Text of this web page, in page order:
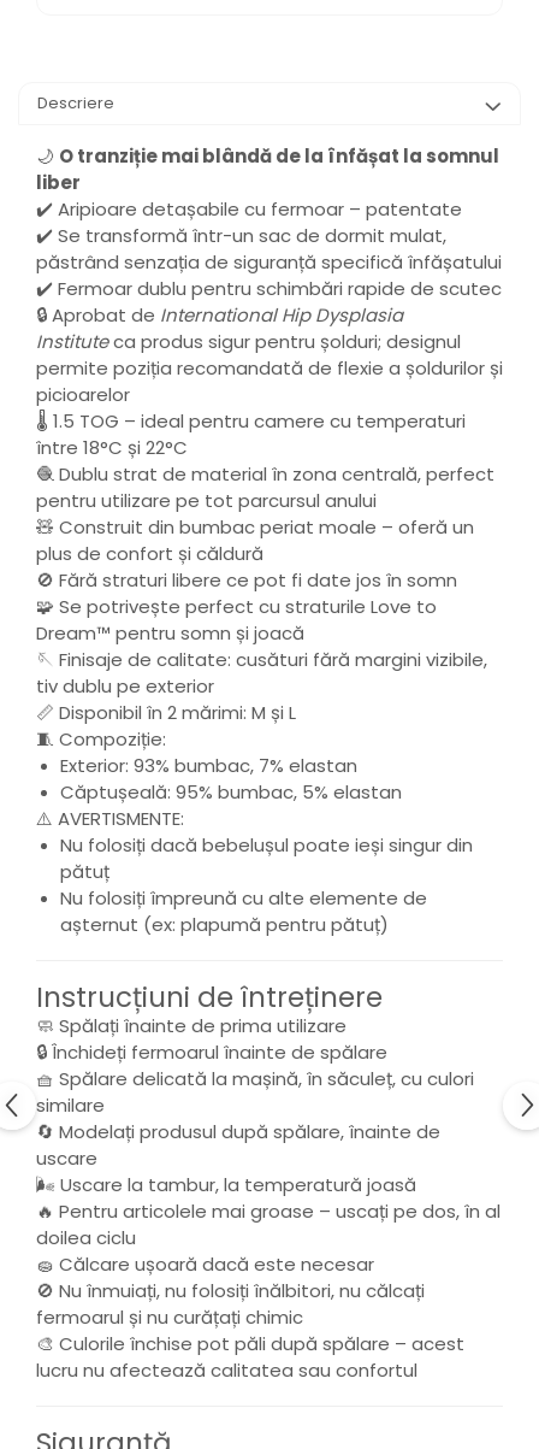
Descriere
🌙 O tranziție mai blândă de la înfășat la somnul
liber
✔️ Aripioare detașabile cu fermoar – patentate
✔️ Se transformă într-un sac de dormit mulat,
păstrând senzația de siguranță specifică înfășatului
✔️ Fermoar dublu pentru schimbări rapide de scutec
🔒 Aprobat de International Hip Dysplasia
Instituteca produs sigur pentru șolduri; designul
permite poziția recomandată de flexie a șoldurilor și
picioarelor
🌡️ 1.5 TOG – ideal pentru camere cu temperaturi
între 18°C și 22°C
🧶 Dublu strat de material în zona centrală, perfect
pentru utilizare pe tot parcursul anului
🧸 Construit din bumbac periat moale – oferă un
plus de confort și căldură
🚫 Fără straturi libere ce pot fi date jos în somn
🧩 Se potrivește perfect cu straturile Love to
Dream™ pentru somn și joacă
🪡 Finisaje de calitate: cusături fără margini vizibile,
tiv dublu pe exterior
📏 Disponibil în 2 mărimi: M și L
🧵 Compoziție:
Exterior: 93% bumbac, 7% elastan
Căptușeală: 95% bumbac, 5% elastan
⚠️ AVERTISMENTE:
Nu folosiți dacă bebelușul poate ieși singur din
pătuț
Nu folosiți împreună cu alte elemente de
așternut (ex: plapumă pentru pătuț)
Instrucțiuni de întreținere
🧼 Spălați înainte de prima utilizare
🔒 Închideți fermoarul înainte de spălare
🧺 Spălare delicată la mașină, în săculeț, cu culori
similare
🔄 Modelați produsul după spălare, înainte de
uscare
🌬️ Uscare la tambur, la temperatură joasă
🔥 Pentru articolele mai groase – uscați pe dos, în al
doilea ciclu
🧽 Călcare ușoară dacă este necesar
🚫 Nu înmuiați, nu folosiți înălbitori, nu călcați
fermoarul și nu curățați chimic
🎨 Culorile închise pot păli după spălare – acest
lucru nu afectează calitatea sau confortul